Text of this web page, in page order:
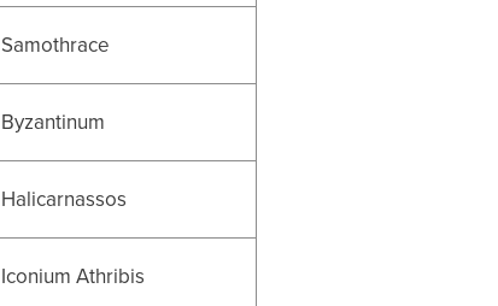
Samothrace
Byzantinum
Halicarnassos
Iconium Athribis